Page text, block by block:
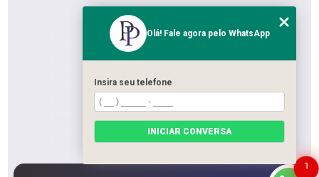
QUEM SOMOS
SERVIÇOS
CATEGORIAS
1
Olá! Fale agora pelo WhatsApp
Insira seu telefone
INICIAR CONVERSA